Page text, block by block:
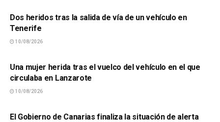
Dos heridos tras la salida de vía de un vehículo en
Tenerife
10/08/2026
Una mujer herida tras el vuelco del vehículo en el que
circulaba en Lanzarote
10/08/2026
El Gobierno de Canarias finaliza la situación de alerta